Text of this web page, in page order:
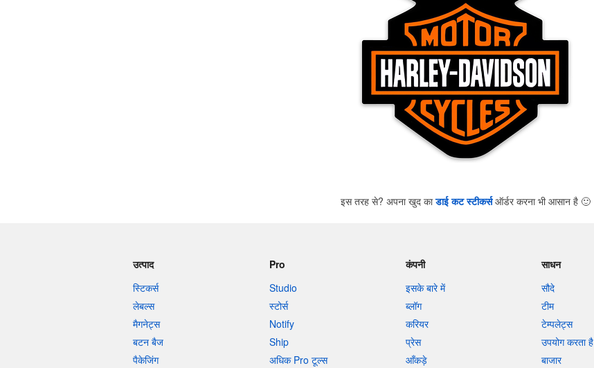
इस तरह से? अपना खुद काडाई कट स्टीकर्सऑर्डर करना भी आसान है 🙂
उत्पाद
स्टिकर्स
लेबल्स
मैगनेट्स
बटन बैज
पैकेजिंग
Pro
Studio
स्टोर्स
Notify
Ship
अधिक Pro टूल्स
कंपनी
इसके बारे में
ब्लॉग
करियर
प्रेस
आँकड़े
साधन
सौदे
टीम
टेम्पलेट्स
उपयोग करता है
बाजार